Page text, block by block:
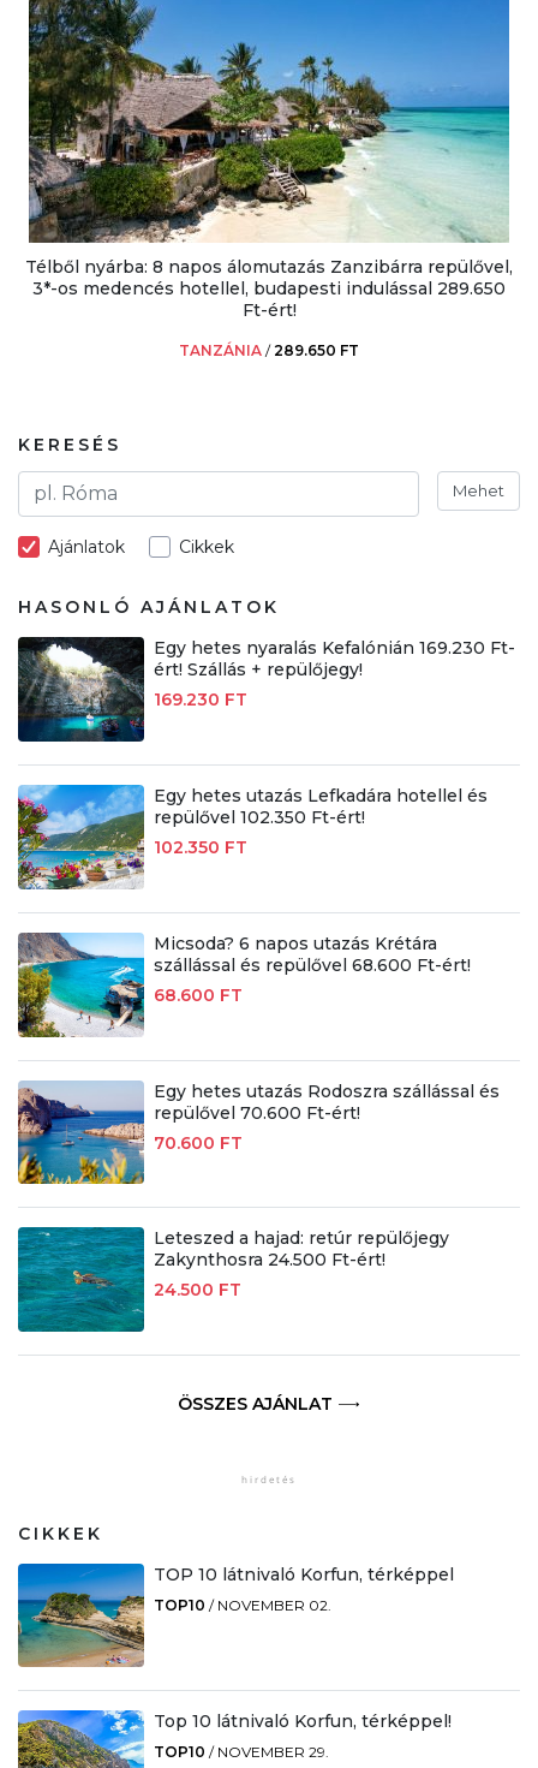
Télből nyárba: 8 napos álomutazás Zanzibárra repülővel,
3*-os medencés hotellel, budapesti indulással 289.650
Ft-ért!
TANZÁNIA /289.650 FT
KERESÉS
Mehet
Ajánlatok Cikkek
HASONLÓ AJÁNLATOK
Egy hetes nyaralás Kefalónián 169.230 Ft-
ért! Szállás + repülőjegy!
169.230 FT
Egy hetes utazás Lefkadára hotellel és
repülővel 102.350 Ft-ért!
102.350 FT
Micsoda? 6 napos utazás Krétára
szállással és repülővel 68.600 Ft-ért!
68.600 FT
Egy hetes utazás Rodoszra szállással és
repülővel 70.600 Ft-ért!
70.600 FT
Leteszed a hajad: retúr repülőjegy
Zakynthosra 24.500 Ft-ért!
24.500 FT
ÖSSZES AJÁNLAT
CIKKEK
TOP 10 látnivaló Korfun, térképpel
TOP10 / NOVEMBER 02.
Top 10 látnivaló Korfun, térképpel!
TOP10 / NOVEMBER 29.